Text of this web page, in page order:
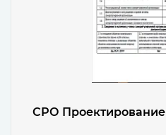
СРО Проектирование